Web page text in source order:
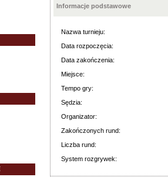
Informacje podstawowe
Nazwa turnieju:
Data rozpoczęcia:
Data zakończenia:
Miejsce:
Tempo gry:
Sędzia:
Organizator:
Zakończonych rund:
Liczba rund:
System rozgrywek: